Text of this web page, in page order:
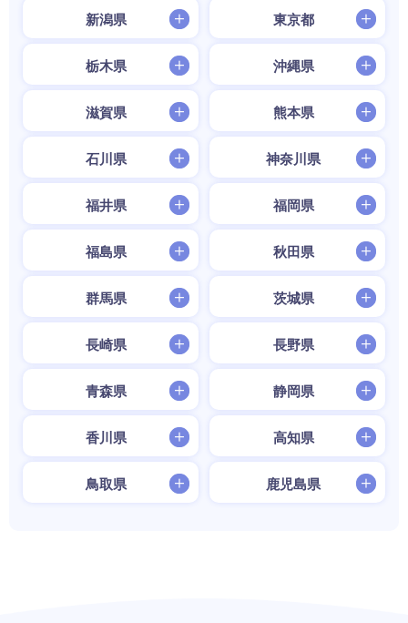
新潟県 東京都
栃木県 沖縄県
滋賀県 熊本県
石川県 神奈川県
福井県 福岡県
福島県 秋田県
群馬県 茨城県
長崎県 長野県
青森県 静岡県
香川県 高知県
鳥取県 鹿児島県